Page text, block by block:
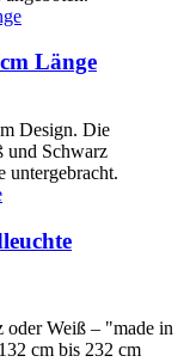
Länge
Design. Die
und Schwarz
untergebracht.
Weiß – "made in
cm bis 232 cm